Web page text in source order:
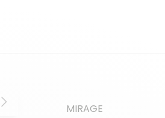
MIRAGE